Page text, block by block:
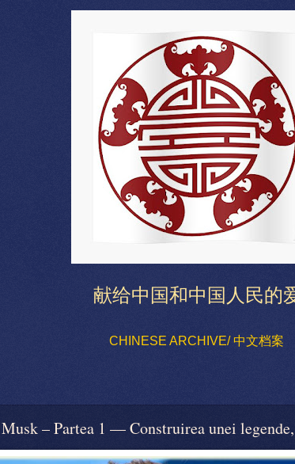
献给中国和中国人民的
CHINESE ARCHIVE/ 中文档案
– Partea 1 — Construirea unei